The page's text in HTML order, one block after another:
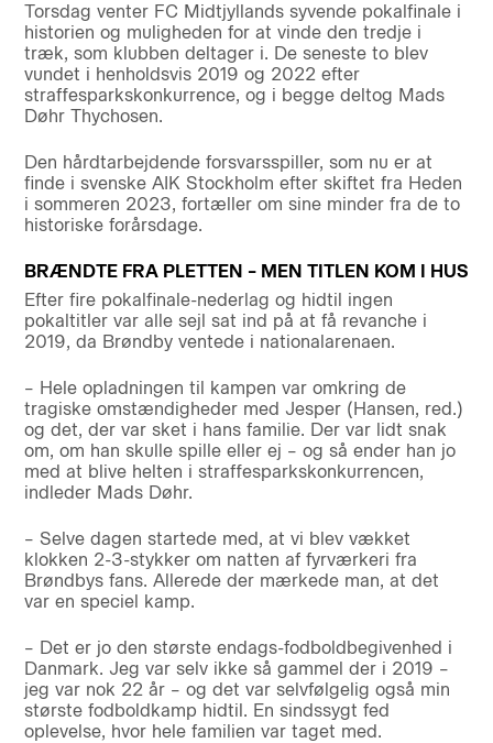
Torsdag venter FC Midtjyllands syvende pokalfinale i
historien og muligheden for at vinde den tredje i
træk, som klubben deltager i. De seneste to blev
vundet i henholdsvis 2019 og 2022 efter
straffesparkskonkurrence, og i begge deltog Mads
Døhr Thychosen.
Den hårdtarbejdende forsvarsspiller, som nu er at
finde i svenske AIK Stockholm efter skiftet fra Heden
i sommeren 2023, fortæller om sine minder fra de to
historiske forårsdage.
BRÆNDTE FRA PLETTEN – MEN TITLEN KOM I HUS
Efter fire pokalfinale-nederlag og hidtil ingen
pokaltitler var alle sejl sat ind på at få revanche i
2019, da Brøndby ventede i nationalarenaen.
– Hele opladningen til kampen var omkring de
tragiske omstændigheder med Jesper (Hansen, red.)
og det, der var sket i hans familie. Der var lidt snak
om, om han skulle spille eller ej – og så ender han jo
med at blive helten i straffesparkskonkurrencen,
indleder Mads Døhr.
– Selve dagen startede med, at vi blev vækket
klokken 2-3-stykker om natten af fyrværkeri fra
Brøndbys fans. Allerede der mærkede man, at det
var en speciel kamp.
– Det er jo den største endags-fodboldbegivenhed i
Danmark. Jeg var selv ikke så gammel der i 2019 –
jeg var nok 22 år – og det var selvfølgelig også min
største fodboldkamp hidtil. En sindssygt fed
oplevelse, hvor hele familien var taget med.